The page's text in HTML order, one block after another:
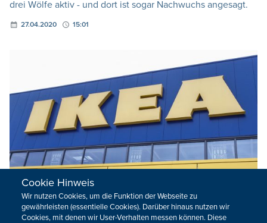
drei Wölfe aktiv - und dort ist sogar Nachwuchs angesagt.
27.04.2020 15:01
Cookie Hinweis
Wir nutzen Cookies, um die Funktion der Webseite zu
gewährleisten (essentielle Cookies). Darüber hinaus nutzen wir
Cookies, mit denen wir User-Verhalten messen können. Diese